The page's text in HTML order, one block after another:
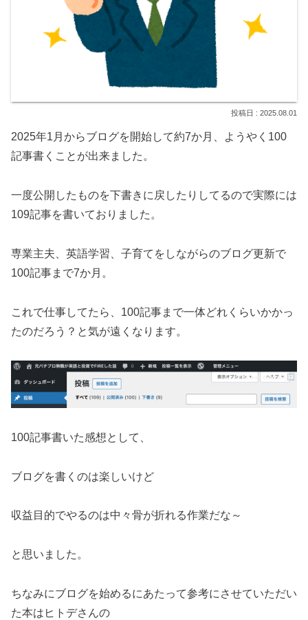
2025.08.01
2025年1月からブログを開始して約7か月、ようやく100
記事書くことが出来ました。
一度公開したものを下書きに戻したりしてるので実際には
109記事を書いておりました。
専業主夫、英語学習、子育てをしながらのブログ更新で
100記事まで7か月。
これで仕事してたら、100記事まで一体どれくらいかかっ
たのだろう？と気が遠くなります。
100記事書いた感想として、
ブログを書くのは楽しいけど
収益目的でやるのは中々骨が折れる作業だな～
と思いました。
ちなみにブログを始めるにあたって参考にさせていただい
た本はヒトデさんの